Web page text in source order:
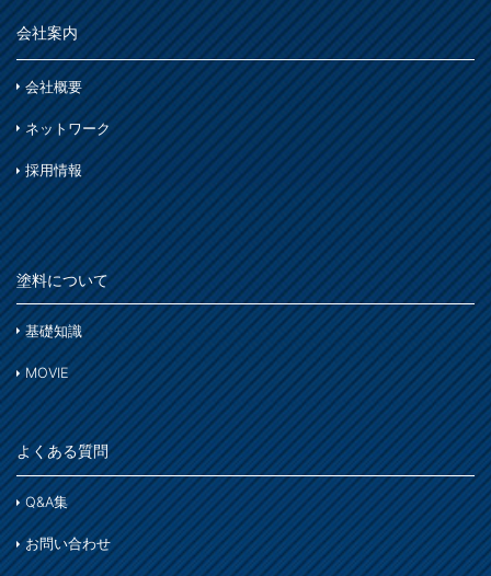
会社案内
会社概要
ネットワーク
採用情報
塗料について
基礎知識
MOVIE
よくある質問
Q&A集
お問い合わせ